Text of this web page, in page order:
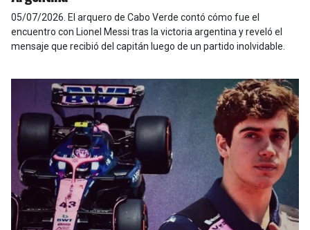
05/07/2026 El arquero de Cabo Verde contó cómo fue el
encuentro con Lionel Messi tras la victoria argentina y reveló el
mensaje que recibió del capitán luego de un partido inolvidable.